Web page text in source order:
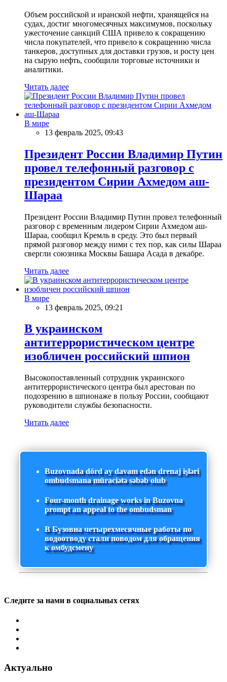
Объем российской и иранской нефти, хранящейся на
судах, достиг многомесячных максимумов, поскольку
ужесточение санкций США привело к сокращению
числа покупателей, что привело к сокращению числа
танкеров, доступных для доставки грузов, и росту цен
на сырую нефть, сообщили торговые источники и
аналитики.
Читать далее
В мире
13 февраль 2025, 09:43
Президент России Владимир Путин
провел телефонный разговор с
президентом Сирии Ахмедом аш-
Шараа
Президент России Владимир Путин провел телефонный
разговор с временным лидером Сирии Ахмедом аш-
Шараа, сообщил Кремль в среду. Это был первый
прямой разговор между ними с тех пор, как силы Шараа
свергли союзника Москвы Башара Асада в декабре.
Читать далее
В мире
13 февраль 2025, 09:21
В украинском
антитеррористическом центре
изобличен российский шпион
Высокопоставленный сотрудник украинского
антитеррористического центра был арестован по
подозрению в шпионаже в пользу России, сообщают
руководители службы безопасности.
Читать далее
Buzovnada dörd ay davam edən drenaj işləri
ombudsmana müraciətə səbəb olub
Four-month drainage works in Buzovna
prompt an appeal to the ombudsman
В Бузовна четырехмесячные работы по
водоотводу стали поводом для обращения
к омбудсмену
Следите за нами в социальных сетях
Актуально